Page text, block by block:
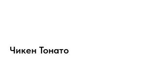
Чикен Тонато